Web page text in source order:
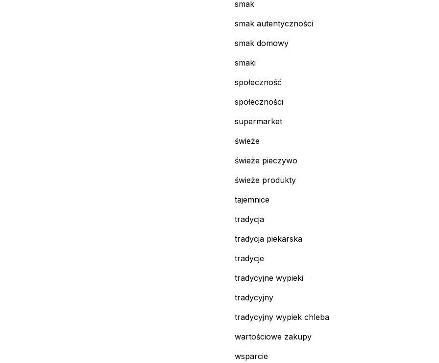
smak
smak autentyczności
smak domowy
smaki
społeczność
społeczności
supermarket
świeże
świeże pieczywo
świeże produkty
tajemnice
tradycja
tradycja piekarska
tradycje
tradycyjne wypieki
tradycyjny
tradycyjny wypiek chleba
wartościowe zakupy
wsparcie